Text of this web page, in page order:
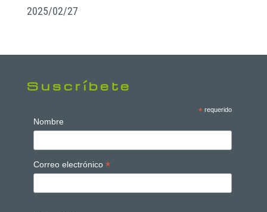
2025/02/27
Suscríbete
* requerido
Nombre
Correo electrónico *